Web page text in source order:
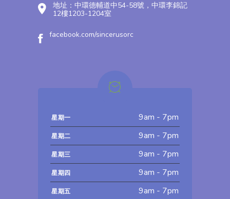
地址：中環德輔道中54-58號，中環李錦記
12樓1203-1204室
facebook.com/sincerusorc
星期一 9am - 7pm
星期二 9am - 7pm
星期三 9am - 7pm
星期四 9am - 7pm
星期五 9am - 7pm